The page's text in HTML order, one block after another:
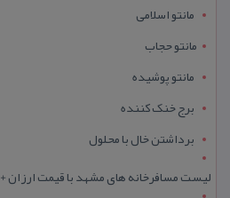
مانتو اسلامی
مانتو حجاب
مانتو پوشیده
برج خنک کننده
برداشتن خال با محلول
لیست مسافرخانه های مشهد با قیمت ارزان + داری